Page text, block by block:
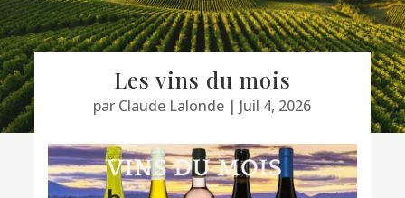
Les vins du mois
par Claude Lalonde | Juil 4, 2026